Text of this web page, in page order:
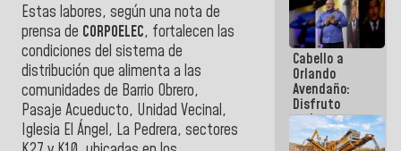
Estas labores, según una nota de
prensa de CORPOELEC, fortalecen las
condiciones del sistema de
distribución que alimenta a las
comunidades de Barrio Obrero,
Pasaje Acueducto, Unidad Vecinal,
Iglesia El Ángel, La Pedrera, sectores
Cabello a
Orlando
Avendaño:
Disfruto
cada vez
que escribes